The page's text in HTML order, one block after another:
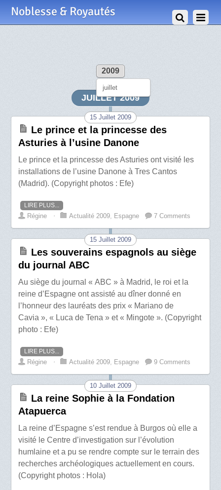
Noblesse & Royautés
2009
juillet
JUILLET 2009
15 Juillet 2009
Le prince et la princesse des
Asturies à l’usine Danone
Le prince et la princesse des Asturies ont visité les
installations de l’usine Danone à Tres Cantos
(Madrid). (Copyright photos : Efe)
LIRE PLUS...
Régine ⋅ Actualité 2009, Espagne 7 Comments
15 Juillet 2009
Les souverains espagnols au siège
du journal ABC
Au siège du journal « ABC » à Madrid, le roi et la
reine d’Espagne ont assisté au dîner donné en
l’honneur des lauréats des prix « Mariano de
Cavia », « Luca de Tena » et « Mingote ». (Copyright
photo : Efe)
LIRE PLUS...
Régine ⋅ Actualité 2009, Espagne 9 Comments
10 Juillet 2009
La reine Sophie à la Fondation
Atapuerca
La reine d’Espagne s’est rendue à Burgos où elle a
visité le Centre d’investigation sur l’évolution
humlaine et a pu se rendre compte sur le terrain des
recherches archéologiques actuellement en cours.
(Copyright photos : Hola)